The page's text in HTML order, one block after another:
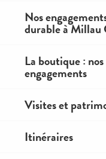
Nos
durable à Millau
La boutique :
engagements
Visites et
Itinéraires